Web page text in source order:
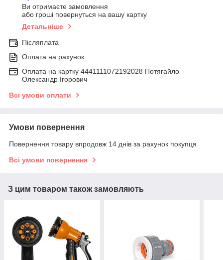
Ви отримаєте замовлення
або гроші повернуться на вашу картку
Детальніше
Післяплата
Оплата на рахунок
Оплата на картку 4441111072192028 Потягайло
Олександр Ігорович
Всі умови оплати
Умови повернення
Повернення товару впродовж 14 днів за рахунок покупця
Всі умови повернення
З цим товаром також замовляють